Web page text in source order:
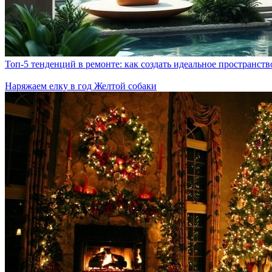
Топ-5 тенденций в ремонте: как создать идеальное
Наряжаем елку в год Желтой собаки